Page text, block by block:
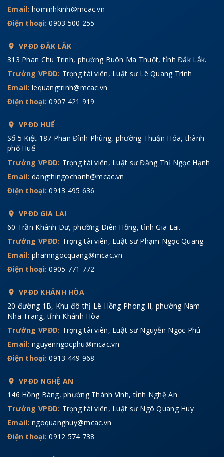
Email: hominhkinh@mcac.vn
Điện thoại:0903 500 255
VPĐD ĐẮK LẮK
313 Phan Chu Trinh, phường Buôn Ma Thuột, tỉnh Đắk Lắk.
Trưởng VPĐD: Trọng tài viên, Luật sư Lê Quang Trình
Email: lequangtrinh@mcac.vn
Điện thoại:0907 421 919
VPĐD HUẾ
Số 5 Kiệt 187 Phan Đình Phùng, phường Thuận Hóa, thành
phố Huế
Trưởng VPĐD: Trọng tài viên, Luật sư Đặng Thị Ngọc Hạnh
Email: dangthingochanh@mcac.vn
Điện thoại:0913 495 636
VPĐD GIA LAI
60 Trần Khánh Dư, phường Diên Hồng, tỉnh Gia Lai.
Trưởng VPĐD: Trọng tài viên, Luật sư Phạm Ngọc Quang
Email: phamngocquang@mcac.vn
Điện thoại:0905 771 772
VPĐD KHÁNH HÒA
20 đường 1B, Khu đô thị Lê Hồng Phong II, phường Nam
Nha Trang, tỉnh Khánh Hòa
Trưởng VPĐD: Trọng tài viên, Luật sư Nguyễn Ngọc Phú
Email: nguyenngocphu@mcac.vn
Điện thoại:0913 449 968
VPĐD NGHỆ AN
146 Hồng Bàng, phường Thành Vinh, tỉnh Nghệ An
Trưởng VPĐD: Trọng tài viên, Luật sư Ngô Quang Huy
Email: ngoquanghuy@mcac.vn
Điện thoại:0912 574 738